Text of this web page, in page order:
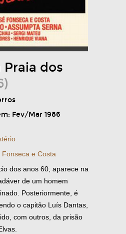
Praia dos
Fev/Mar 1986
Fonseca e Costa
dos anos 60, aparece na
de um homem
Posteriormente, é
o capitâo Luís Dantas,
com outros, da prisão